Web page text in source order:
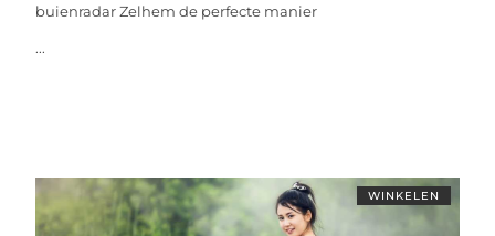
buienradar Zelhem de perfecte manier
...
WINKELEN